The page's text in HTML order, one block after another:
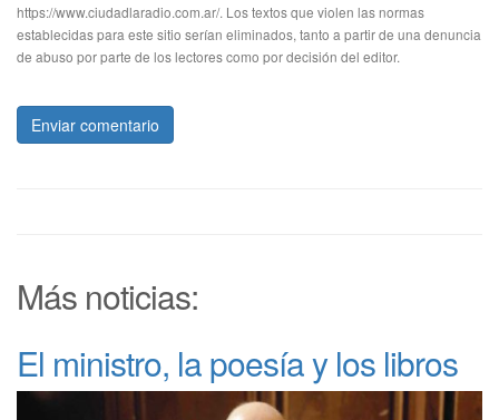
https://www.ciudadlaradio.com.ar/. Los textos que violen las normas
establecidas para este sitio serían eliminados, tanto a partir de una denuncia
de abuso por parte de los lectores como por decisión del editor.
Enviar comentario
Más noticias:
El ministro, la poesía y los libros